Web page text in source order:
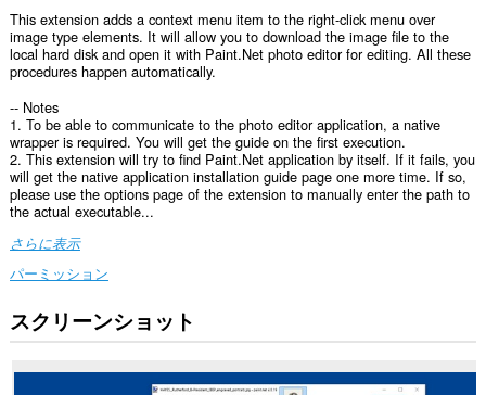
This extension adds a context menu item to the right-click menu over
image type elements. It will allow you to download the image file to the
local hard disk and open it with Paint.Net photo editor for editing. All these
procedures happen automatically.
-- Notes
1. To be able to communicate to the photo editor application, a native
wrapper is required. You will get the guide on the first execution.
2. This extension will try to find Paint.Net application by itself. If it fails, you
will get the native application installation guide page one more time. If so,
please use the options page of the extension to manually enter the path to
the actual executable...
さらに表示
パーミッション
こ
の
張
スクリーンショット